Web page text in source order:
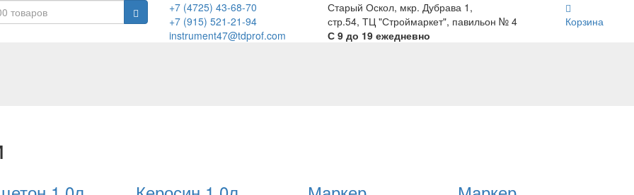
+7 (4725) 43-68-70
+7 (915) 521-21-94
instrument47@tdprof.com
Старый Оскол, мкр. Дубрава 1,
стр.54, ТЦ "Строймаркет", павильон № 4
С 9 до 19 ежедневно
Корзина